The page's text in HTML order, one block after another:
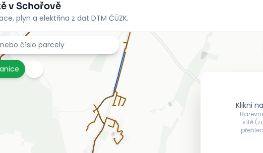
v Schořově
plyn a elektřina z dat DTM ČÚZK.